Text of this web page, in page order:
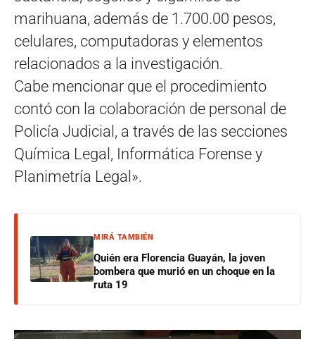
marihuana, además de 1.700.00 pesos,
celulares, computadoras y elementos
relacionados a la investigación.
Cabe mencionar que el procedimiento
contó con la colaboración de personal de
Policía Judicial, a través de las secciones
Química Legal, Informática Forense y
Planimetría Legal».
MIRÁ TAMBIÉN
Quién era Florencia Guayán, la joven
bombera que murió en un choque en la
ruta 19